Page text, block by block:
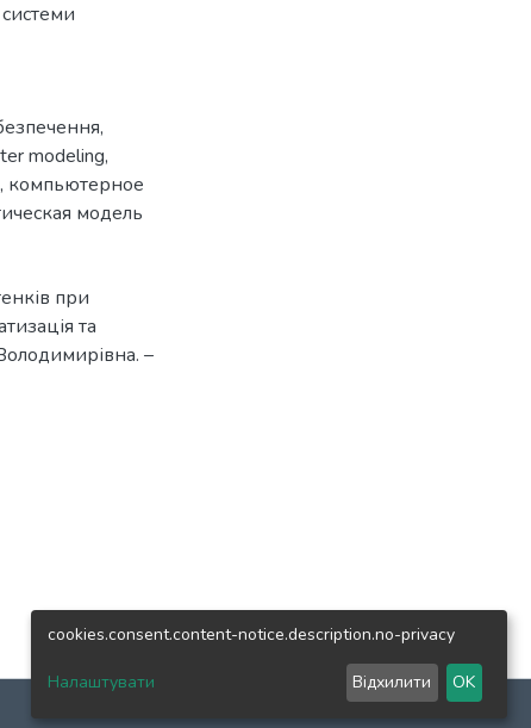
,
modeling,
, компьютерное
модель
при
та
–
cookies.consent.content-notice.description.no-privacy
Налаштувати Відхилити OK